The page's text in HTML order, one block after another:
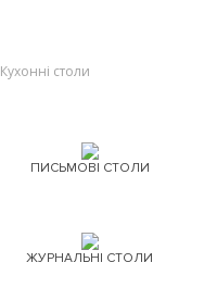
Кухонні столи
ПИСЬМОВІ СТОЛИ
ЖУРНАЛЬНІ СТОЛИ